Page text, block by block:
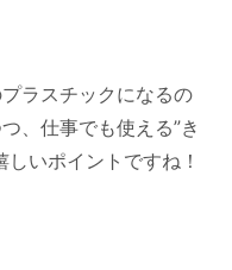
ラスチックになるの
、仕事でも使える”き
いポイントですね！